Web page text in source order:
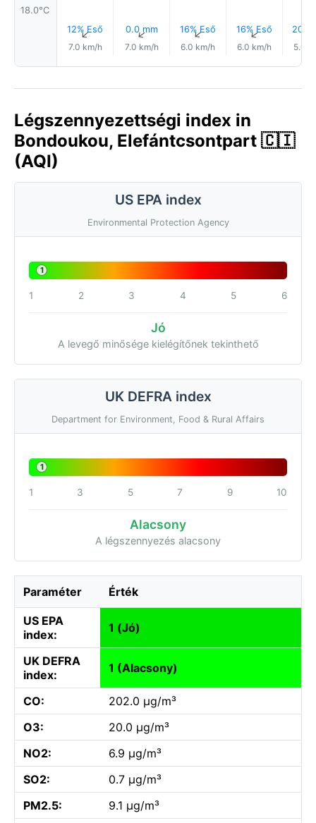
18.0°C
12% Eső
↑
7.0 km/h
0.0 mm
↑
7.0 km/h
16% Eső
↑
6.0 km/h
16% Eső
↑
6.0 km/h
20%
5.0
Légszennyezettségi index in
Bondoukou, Elefántcsontpart 🇨🇮
(AQI)
US EPA index
Environmental Protection Agency
1
1 2 3 4 5 6
Jó
A levegő minősége kielégítőnek tekinthető
UK DEFRA index
Department for Environment, Food & Rural Affairs
1
1 3 5 7 9 10
Alacsony
A légszennyezés alacsony
Paraméter Érték
US EPA
index:
1 (Jó)
UK DEFRA
index:
1 (Alacsony)
CO:
202.0 µg/m³
O3:
20.0 µg/m³
NO2:
6.9 µg/m³
SO2:
0.7 µg/m³
PM2.5:
9.1 µg/m³